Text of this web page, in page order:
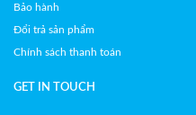
Bảo hành
Đổi trả sản phẩm
Chính sách thanh toán
GET IN TOUCH